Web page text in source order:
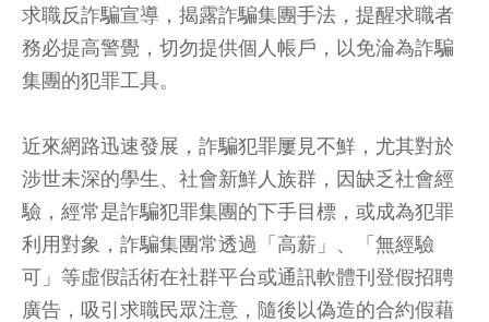
求職反詐騙宣導，揭露詐騙集團手法，提醒求職者
務必提高警覺，切勿提供個人帳戶，以免淪為詐騙
集團的犯罪工具。
近來網路迅速發展，詐騙犯罪屢見不鮮，尤其對於
涉世未深的學生、社會新鮮人族群，因缺乏社會經
驗，經常是詐騙犯罪集團的下手目標，或成為犯罪
利用對象，詐騙集團常透過「高薪」、「無經驗
可」等虛假話術在社群平台或通訊軟體刊登假招聘
廣告，吸引求職民眾注意，隨後以偽造的合約假藉